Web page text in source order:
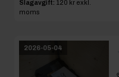
Slagavgift: 120 kr exkl.
moms
2026-05-04